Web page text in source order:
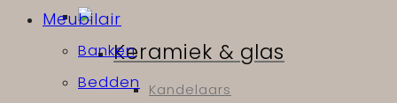
Keramiek & glas
Kandelaars
Meubilair
Banken
Bedden